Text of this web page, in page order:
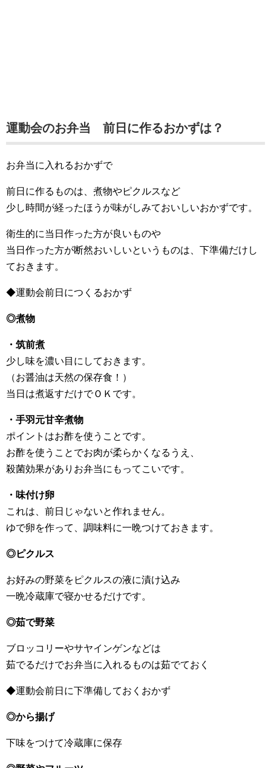
運動会のお弁当 前日に作るおかずは？
お弁当に入れるおかずで
前日に作るものは、煮物やピクルスなど
少し時間が経ったほうが味がしみておいしいおかずです。
衛生的に当日作った方が良いものや
当日作った方が断然おいしいというものは、下準備だけし
ておきます。
◆運動会前日につくるおかず
◎煮物
・筑前煮
少し味を濃い目にしておきます。
（お醤油は天然の保存食！）
当日は煮返すだけでＯＫです。
・手羽元甘辛煮物
ポイントはお酢を使うことです。
お酢を使うことでお肉が柔らかくなるうえ、
殺菌効果がありお弁当にもってこいです。
・味付け卵
これは、前日じゃないと作れません。
ゆで卵を作って、調味料に一晩つけておきます。
◎ピクルス
お好みの野菜をピクルスの液に漬け込み
一晩冷蔵庫で寝かせるだけです。
◎茹で野菜
ブロッコリーやサヤインゲンなどは
茹でるだけでお弁当に入れるものは茹でておく
◆運動会前日に下準備しておくおかず
◎から揚げ
下味をつけて冷蔵庫に保存